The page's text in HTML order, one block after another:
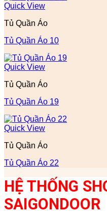
Quick View
Tủ Quần Áo
Tủ Quần Áo 10
Quick View
Tủ Quần Áo
Tủ Quần Áo 19
Quick View
Tủ Quần Áo
Tủ Quần Áo 22
HỆ THỐNG
SAIGONDOOR